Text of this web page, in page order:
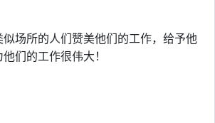
场所的人们赞美他们的工作，给予他
们的工作很伟大！